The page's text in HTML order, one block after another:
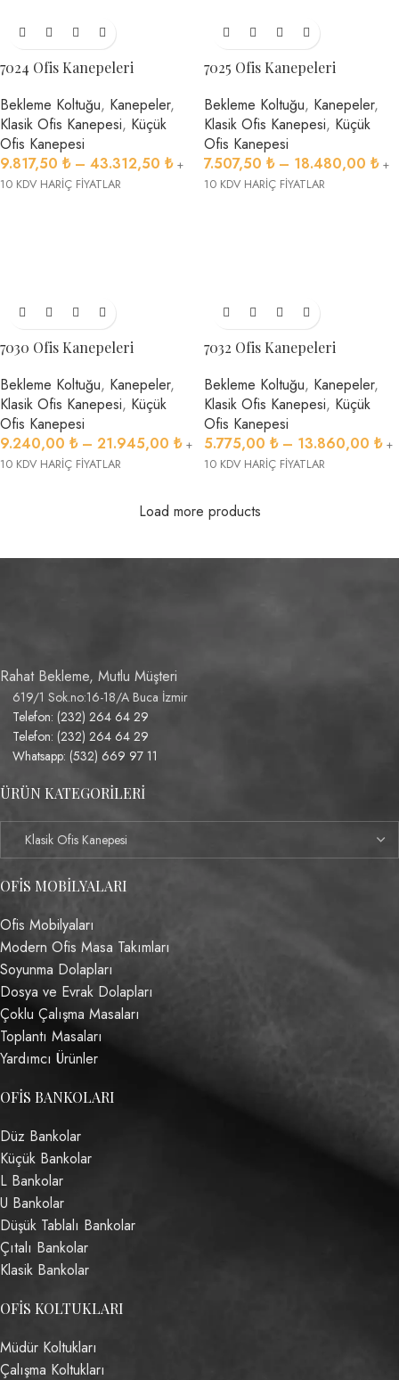
7024 Ofis Kanepeleri
Bekleme Koltuğu, Kanepeler,
Klasik Ofis Kanepesi, Küçük
Ofis Kanepesi
9.817,50 ₺ – 43.312,50 ₺ +
10 KDV HARİÇ FİYATLAR
7025 Ofis Kanepeleri
Bekleme Koltuğu, Kanepeler,
Klasik Ofis Kanepesi, Küçük
Ofis Kanepesi
7.507,50 ₺ – 18.480,00 ₺ +
10 KDV HARİÇ FİYATLAR
7030 Ofis Kanepeleri
Bekleme Koltuğu, Kanepeler,
Klasik Ofis Kanepesi, Küçük
Ofis Kanepesi
9.240,00 ₺ – 21.945,00 ₺ +
10 KDV HARİÇ FİYATLAR
7032 Ofis Kanepeleri
Bekleme Koltuğu, Kanepeler,
Klasik Ofis Kanepesi, Küçük
Ofis Kanepesi
5.775,00 ₺ – 13.860,00 ₺ +
10 KDV HARİÇ FİYATLAR
Load more products
Rahat Bekleme, Mutlu Müşteri
619/1 Sok.no:16-18/A Buca İzmir
Telefon: (232) 264 64 29
Telefon: (232) 264 64 29
Whatsapp: (532) 669 97 11
ÜRÜN KATEGORILERI
OFIS MOBILYALARI
Ofis Mobilyaları
Modern Ofis Masa Takımları
Soyunma Dolapları
Dosya ve Evrak Dolapları
Çoklu Çalışma Masaları
Toplantı Masaları
Yardımcı Ürünler
OFIS BANKOLARI
Düz Bankolar
Küçük Bankolar
L Bankolar
U Bankolar
Düşük Tablalı Bankolar
Çıtalı Bankolar
Klasik Bankolar
OFIS KOLTUKLARI
Müdür Koltukları
Çalışma Koltukları